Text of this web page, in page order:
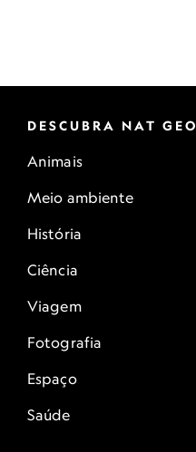
DESCUBRA NAT GEO
Animais
Meio ambiente
História
Ciência
Viagem
Fotografia
Espaço
Saúde